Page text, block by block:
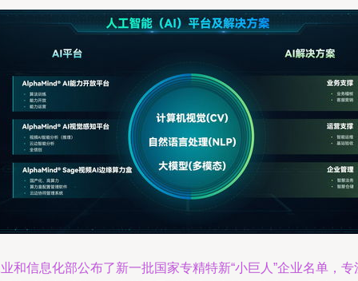
和信息化部公布了新一批国家专精特新“小巨人”企业名单，专